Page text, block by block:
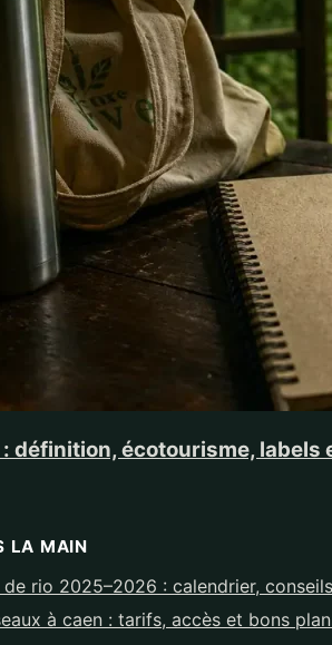
définition, écotourisme,
LA MAIN
rio 2025–2026 : calendrier,
à caen : tarifs, accès et bons